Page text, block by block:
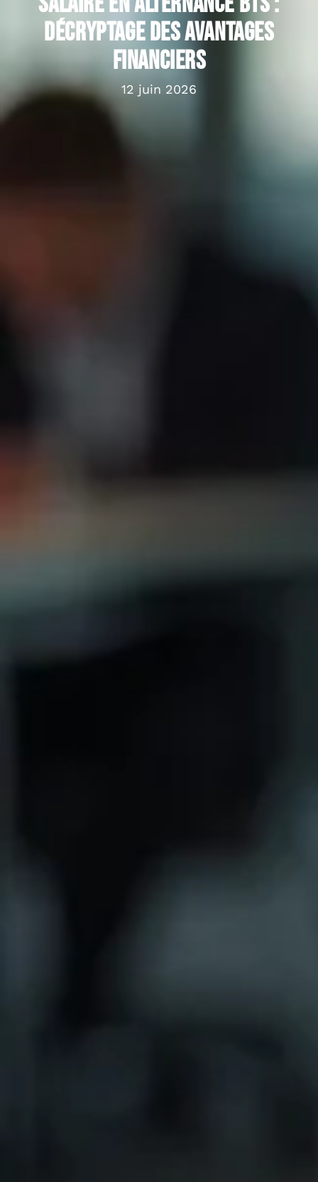
décryptage des avantages
financiers
12 juin 2026